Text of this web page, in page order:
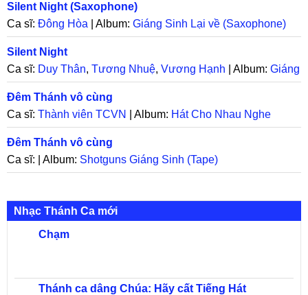
Silent Night (Saxophone)
Ca sĩ: Đông Hòa | Album: Giáng Sinh Lại về (Saxophone)
Silent Night
Ca sĩ: Duy Thân, Tương Nhuệ, Vương Hạnh | Album: Giáng
Sinh 2008 - Hòa Tấu
Đêm Thánh vô cùng
Ca sĩ: Thành viên TCVN | Album: Hát Cho Nhau Nghe
Đêm Thánh vô cùng
Ca sĩ: | Album: Shotguns Giáng Sinh (Tape)
Nhạc Thánh Ca mới
Chạm
Thánh ca dâng Chúa: Hãy cất Tiếng Hát